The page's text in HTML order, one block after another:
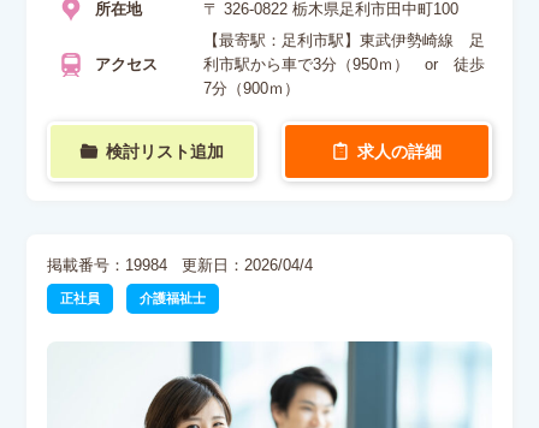
所在地
〒 326-0822 栃木県足利市田中町100
アクセス
【最寄駅：足利市駅】東武伊勢崎線 足
利市駅から車で3分（950ｍ） or 徒歩
7分（900ｍ）
検討リスト追加 求人の詳細
掲載番号：19984 更新日：2026/04/4
正社員 介護福祉士